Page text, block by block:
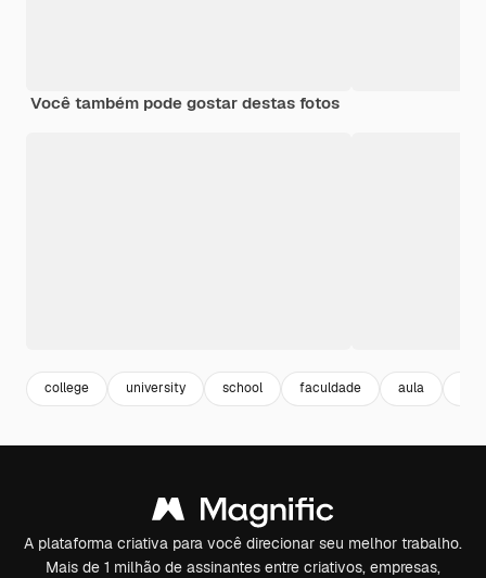
Você também pode gostar destas fotos
college university school faculdade aula
A plataforma criativa para você direcionar seu melhor trabalho.
Mais de 1 milhão de assinantes entre criativos, empresas,